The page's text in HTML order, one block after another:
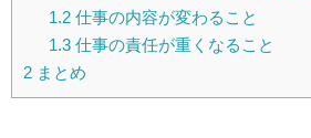
1.2仕事の内容が変わること
1.3仕事の責任が重くなること
2 まとめ